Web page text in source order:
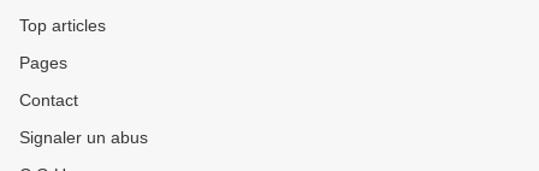
Top articles
Pages
Contact
Signaler un abus